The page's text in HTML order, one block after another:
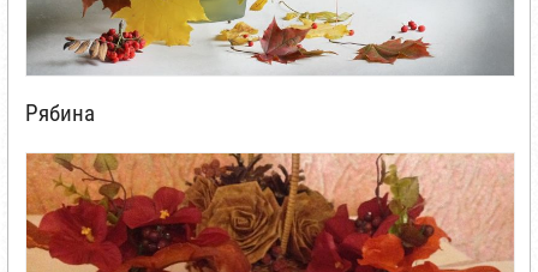
Рябина